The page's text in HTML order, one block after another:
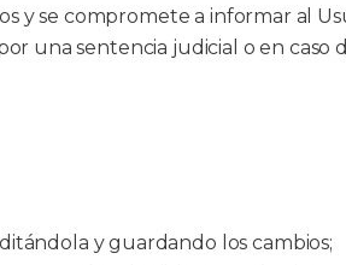
y se compromete a informar al
una sentencia judicial o en caso
y guardando los cambios;